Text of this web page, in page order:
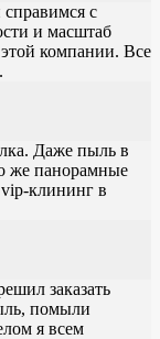
с
и масштаб
компании. Все
Даже пыль в
же панорамные
клининг в
заказать
помыли
я всем